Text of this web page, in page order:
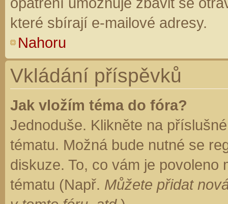
které sbírají e-mailové adresy.
Nahoru
Vkládání příspěvků
Jak vložím téma do fóra?
Jednoduše. Klikněte na
tématu. Možná bude nutné se
diskuze. To, co vám je
tématu (Např. Můžete přidat